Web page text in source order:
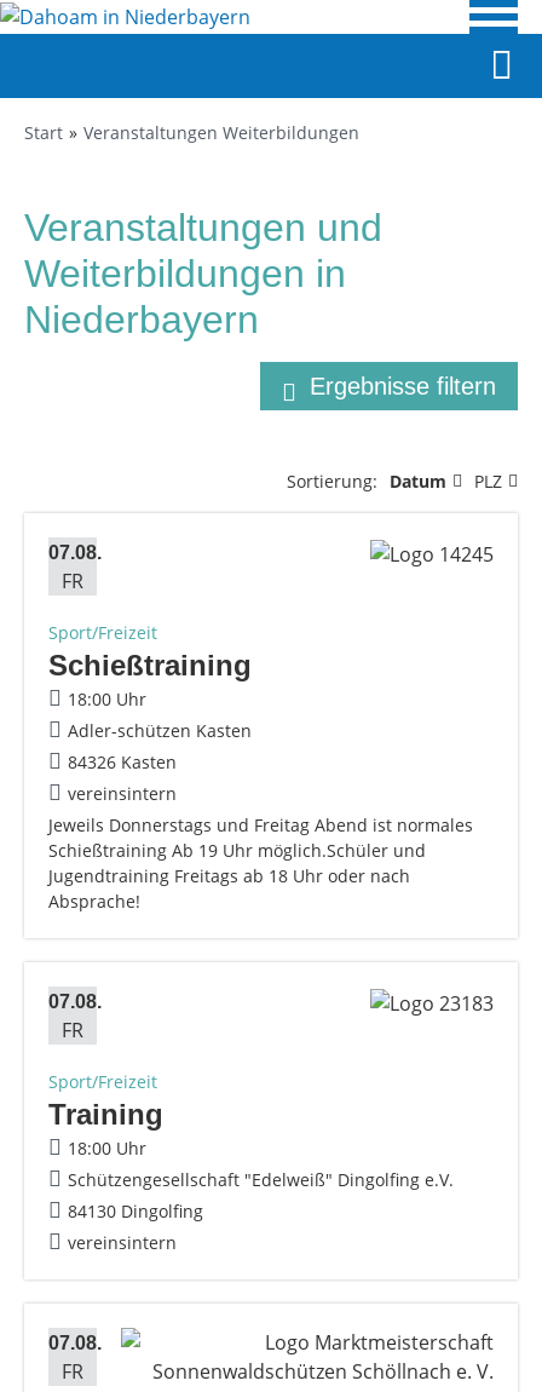
Start Veranstaltungen Weiterbildungen
Veranstaltungen und
Weiterbildungen in
Niederbayern
Ergebnisse filtern
Sortierung: Datum PLZ
07.08.
FR
Sport/Freizeit
Schießtraining
18:00 Uhr
Adler-schützen Kasten
84326 Kasten
vereinsintern
Jeweils Donnerstags und Freitag Abend ist normales
Schießtraining Ab 19 Uhr möglich.Schüler und
Jugendtraining Freitags ab 18 Uhr oder nach
Absprache!
07.08.
FR
Sport/Freizeit
Training
18:00 Uhr
Schützengesellschaft "Edelweiß" Dingolfing e.V.
84130 Dingolfing
vereinsintern
07.08.
FR